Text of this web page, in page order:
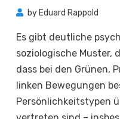
by Eduard Rappold
Es gibt deutliche
soziologische Muster,
dass bei den Grünen,
linken Bewegungen
Persönlichkeitstypen